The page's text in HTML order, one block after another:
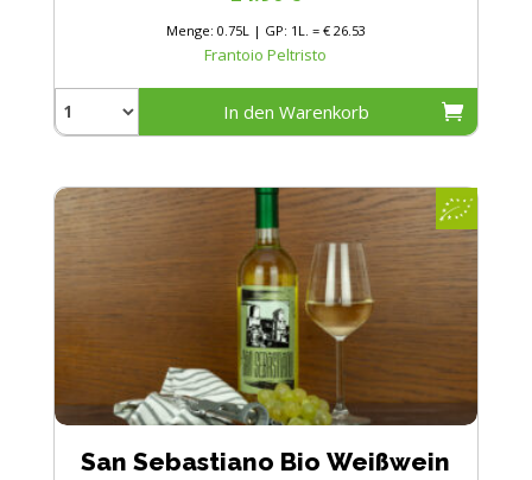
Frantoio Peltristo
Menge: 0.75L | GP: 1L. = € 26.53
In den Warenkorb
San Sebastiano Bio Weißwein